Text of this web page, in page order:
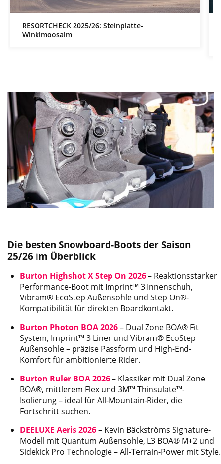
RESORTCHECK 2025/26: Steinplatte-
Winklmoosalm
Die besten Snowboard-Boots der Saison
25/26 im Überblick
Burton Highshot X Step On 2026– Reaktionsstarker
Performance-Boot mit Imprint™ 3 Innenschuh,
Vibram® EcoStep Außensohle und Step On®-
Kompatibilität für direkten Boardkontakt.
Burton Photon BOA 2026– Dual Zone BOA® Fit
System, Imprint™ 3 Liner und Vibram® EcoStep
Außensohle – präzise Passform und High-End-
Komfort für ambitionierte Rider.
Burton Ruler BOA 2026– Klassiker mit Dual Zone
BOA®, mittlerem Flex und 3M™ Thinsulate™-
Isolierung – ideal für All-Mountain-Rider, die
Fortschritt suchen.
DEELUXE Aeris 2026– Kevin Bäckströms Signature-
Modell mit Quantum Außensohle, L3 BOA® M+2 und
Sidekick Pro Technologie – All-Terrain-Power mit Style.